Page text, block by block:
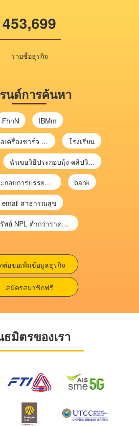
453,699
รายชื่อธุรกิจ
นด์การค้นหา
FhnN IBMm
-or-1304 ยี่ห้อเครื่องชาร์จ chargecore โรงเรียน
ฉันขอวิธีประกอบมุ้ง คลิปวิดีโอ การประกอบมุ้ง
เอกสารประกอบการบรรยาย การประเมินความเสี่ยงเพื่อวางแผนการตรวจสอบ \ bank
email สาธารณสุข
ซื้อทรัพย์ NPL ต่ำกว่าราคาตลาด 30-70% แบบไม่ต้องไปประมูล”
ต่อขอเพิ่มข้อมูลธุรกิจ
สมัครสมาชิกฟรี
มิตรของเรา